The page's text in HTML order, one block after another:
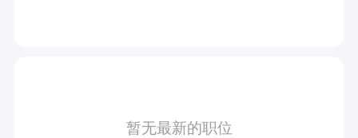
暂无最新的职位